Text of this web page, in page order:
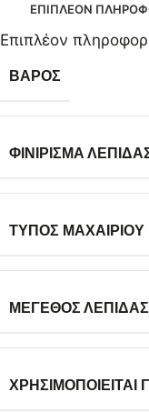
ΕΠΙΠΛΈΟΝ
Επιπλέον
ΒΆΡΟΣ
ΦΙΝΊΡΙΣΜΑ
ΤΎΠΟΣ ΜΑΧΑΙΡΙΟΎ
ΜΈΓΕΘΟΣ ΛΕΠΊΔΑΣ
ΧΡΗΣΙΜΟΠΟΙΕΊΤΑΙ